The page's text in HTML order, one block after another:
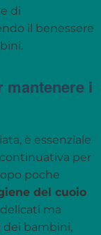
di
il benessere
mantenere i
è essenziale
per
poche
del cuoio
ma
dei bambini,